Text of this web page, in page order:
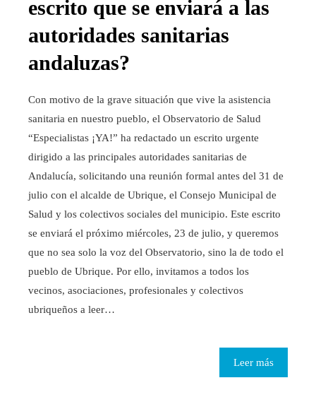
escrito que se enviará a las
autoridades sanitarias
andaluzas?
Con motivo de la grave situación que vive la asistencia
sanitaria en nuestro pueblo, el Observatorio de Salud
“Especialistas ¡YA!” ha redactado un escrito urgente
dirigido a las principales autoridades sanitarias de
Andalucía, solicitando una reunión formal antes del 31 de
julio con el alcalde de Ubrique, el Consejo Municipal de
Salud y los colectivos sociales del municipio. Este escrito
se enviará el próximo miércoles, 23 de julio, y queremos
que no sea solo la voz del Observatorio, sino la de todo el
pueblo de Ubrique. Por ello, invitamos a todos los
vecinos, asociaciones, profesionales y colectivos
ubriqueños a leer…
Leer más